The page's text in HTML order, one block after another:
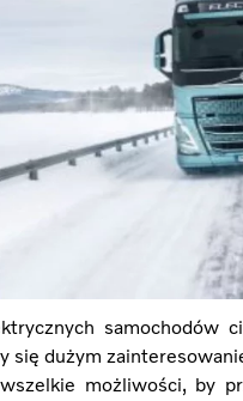
samochodów
się dużym
możliwości, by